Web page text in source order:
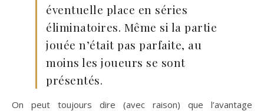
éventuelle place en séries
éliminatoires. Même si la partie
jouée n’était pas parfaite, au
moins les joueurs se sont
présentés.
On peut toujours dire (avec raison) que l’avantage